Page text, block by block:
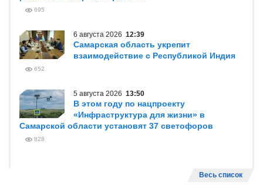
695
6 августа 2026 12:39
Самарская область укрепит
взаимодействие с Республикой Индия
652
5 августа 2026 13:50
В этом году по нацпроекту
«Инфраструктура для жизни» в
Самарской области установят 37 светофоров
828
Весь список